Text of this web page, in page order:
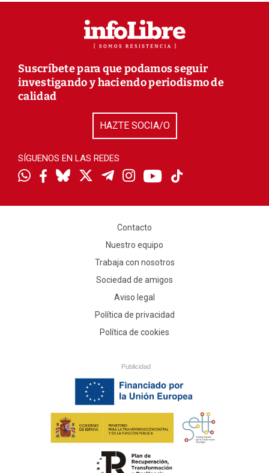
Suscríbete para que podamos seguir
investigando y haciendo periodismo de
calidad
HAZTE SOCIA/O
SÍGUENOS EN LAS REDES
Contacto
Nuestro equipo
Trabaja con nosotros
Sociedad de amigos
Aviso legal
Política de privacidad
Política de cookies
Publicidad